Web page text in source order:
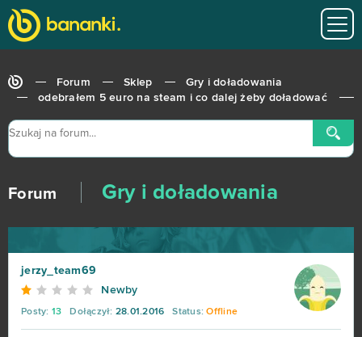
Forum Sklep
Gry i doładowania
odebrałem 5 euro na steam i co dalej żeby doładować
Forum Gry i doładowania
jerzy_team69
Newby
Posty: 13 Dołączył: 28.01.2016 Status: Offline